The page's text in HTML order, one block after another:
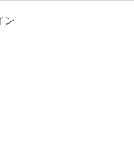
ン